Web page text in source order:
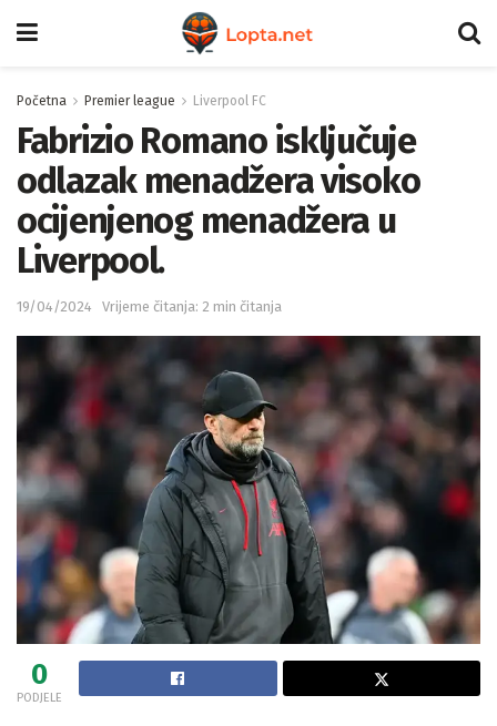
Početna Premier league Liverpool FC
Fabrizio Romano isključuje
odlazak menadžera visoko
ocijenjenog menadžera u
Liverpool.
19/04/2024 Vrijeme čitanja: 2 min čitanja
0
PODJELE